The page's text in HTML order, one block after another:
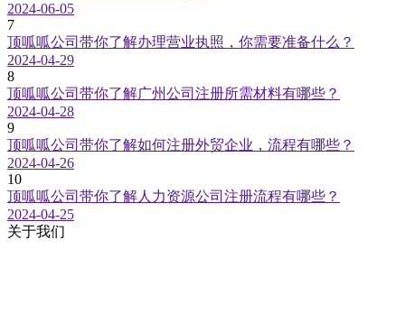
2024-06-05
7
顶呱呱公司带你了解办理营业执照，你需要准备什么？
2024-04-29
8
顶呱呱公司带你了解广州公司注册所需材料有哪些？
2024-04-28
9
顶呱呱公司带你了解如何注册外贸企业，流程有哪些？
2024-04-26
10
顶呱呱公司带你了解人力资源公司注册流程有哪些？
2024-04-25
关于我们